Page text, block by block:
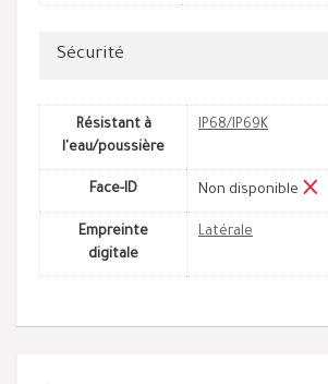
Sécurité
Résistant à
l'eau/poussière
IP68/IP69K
Face-ID Non disponible
Empreinte
digitale
Latérale